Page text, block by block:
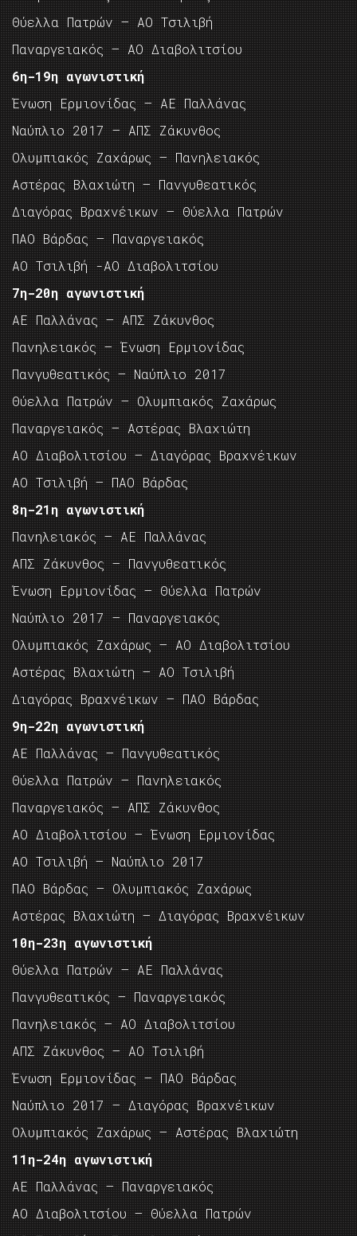
Θύελλα Πατρών – ΑΟ Τσιλιβή
Παναργειακός – ΑΟ Διαβολιτσίου
6η-19η αγωνιστική
Ένωση Ερμιονίδας – ΑΕ Παλλάνας
Ναύπλιο 2017 – ΑΠΣ Ζάκυνθος
Ολυμπιακός Ζαχάρως – Πανηλειακός
Αστέρας Βλαχιώτη – Πανγυθεατικός
Διαγόρας Βραχνέικων – Θύελλα Πατρών
ΠΑΟ Βάρδας – Παναργειακός
ΑΟ Τσιλιβή -ΑΟ Διαβολιτσίου
7η-20η αγωνιστική
ΑΕ Παλλάνας – ΑΠΣ Ζάκυνθος
Πανηλειακός – Ένωση Ερμιονίδας
Πανγυθεατικός – Ναύπλιο 2017
Θύελλα Πατρών – Ολυμπιακός Ζαχάρως
Παναργειακός – Αστέρας Βλαχιώτη
ΑΟ Διαβολιτσίου – Διαγόρας Βραχνέικων
ΑΟ Τσιλιβή – ΠΑΟ Βάρδας
8η-21η αγωνιστική
Πανηλειακός – ΑΕ Παλλάνας
ΑΠΣ Ζάκυνθος – Πανγυθεατικός
Ένωση Ερμιονίδας – Θύελλα Πατρών
Ναύπλιο 2017 – Παναργειακός
Ολυμπιακός Ζαχάρως – ΑΟ Διαβολιτσίου
Αστέρας Βλαχιώτη – ΑΟ Τσιλιβή
Διαγόρας Βραχνέικων – ΠΑΟ Βάρδας
9η-22η αγωνιστική
ΑΕ Παλλάνας – Πανγυθεατικός
Θύελλα Πατρών – Πανηλειακός
Παναργειακός – ΑΠΣ Ζάκυνθος
ΑΟ Διαβολιτσίου – Ένωση Ερμιονίδας
ΑΟ Τσιλιβή – Ναύπλιο 2017
ΠΑΟ Βάρδας – Ολυμπιακός Ζαχάρως
Αστέρας Βλαχιώτη – Διαγόρας Βραχνέικων
10η-23η αγωνιστική
Θύελλα Πατρών – ΑΕ Παλλάνας
Πανγυθεατικός – Παναργειακός
Πανηλειακός – ΑΟ Διαβολιτσίου
ΑΠΣ Ζάκυνθος – ΑΟ Τσιλιβή
Ένωση Ερμιονίδας – ΠΑΟ Βάρδας
Ναύπλιο 2017 – Διαγόρας Βραχνέικων
Ολυμπιακός Ζαχάρως – Αστέρας Βλαχιώτη
11η-24η αγωνιστική
ΑΕ Παλλάνας – Παναργειακός
ΑΟ Διαβολιτσίου – Θύελλα Πατρών